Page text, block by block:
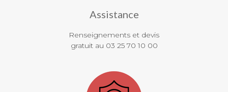
Assistance
Renseignements et devis
gratuit au 03 25 70 10 00